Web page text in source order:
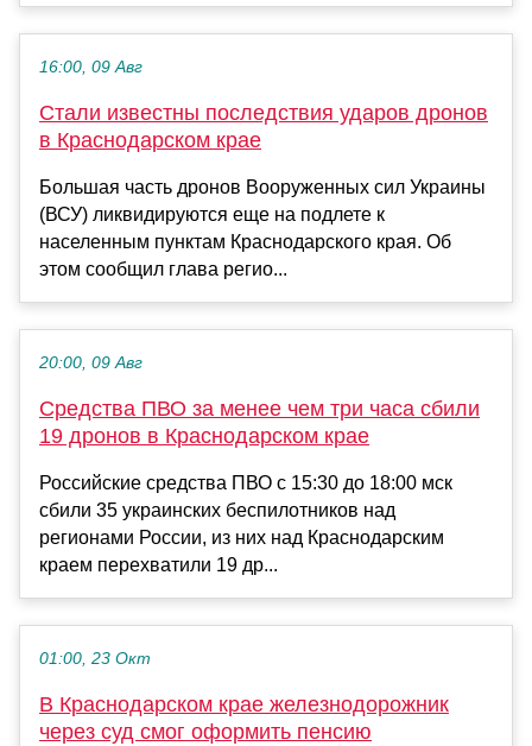
16:00, 09 Авг
Стали известны последствия ударов дронов
в Краснодарском крае
Большая часть дронов Вооруженных сил Украины
(ВСУ) ликвидируются еще на подлете к
населенным пунктам Краснодарского края. Об
этом сообщил глава регио...
20:00, 09 Авг
Средства ПВО за менее чем три часа сбили
19 дронов в Краснодарском крае
Российские средства ПВО с 15:30 до 18:00 мск
сбили 35 украинских беспилотников над
регионами России, из них над Краснодарским
краем перехватили 19 др...
01:00, 23 Окт
В Краснодарском крае железнодорожник
через суд смог оформить пенсию